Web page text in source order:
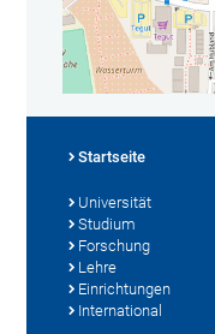
Startseite
Universität
Studium
Forschung
Lehre
Einrichtungen
International